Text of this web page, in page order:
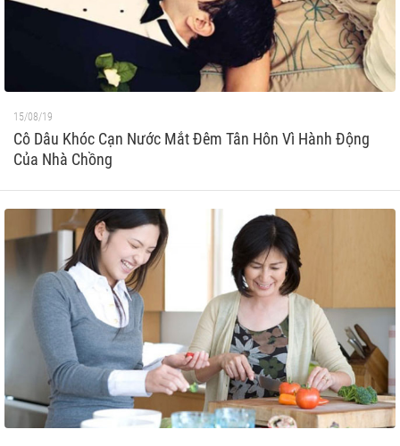
15/08/19
Cô Dâu Khóc Cạn Nước Mắt Đêm Tân Hôn Vì Hành Động
Của Nhà Chồng